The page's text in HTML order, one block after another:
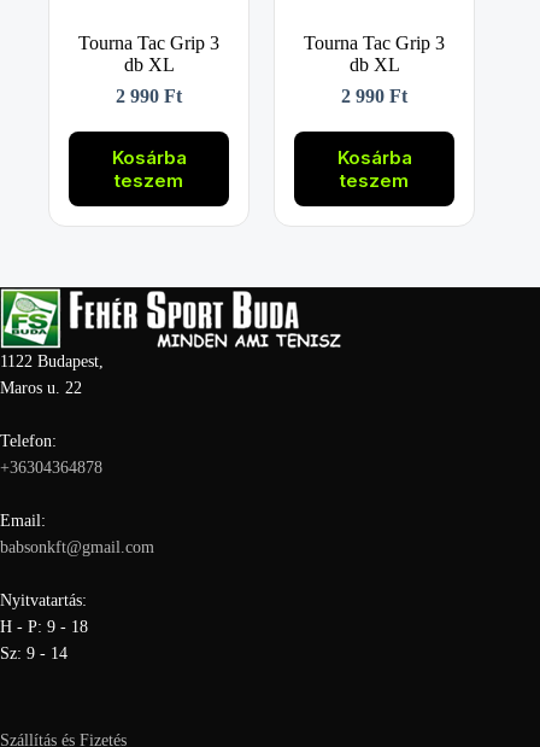
Tourna Tac Grip 3
db XL
2 990Ft
Kosárba
teszem
Tourna Tac Grip 3
db XL
2 990Ft
Kosárba
teszem
1122 Budapest,
Maros u. 22
Telefon:
+36304364878
Email:
babsonkft@gmail.com
Nyitvatartás:
H - P: 9 - 18
Sz: 9 - 14
Szállítás és Fizetés